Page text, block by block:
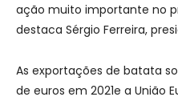
ação muito importante no
destaca Sérgio Ferreira,
As exportações de batata
de euros em 2021e a União